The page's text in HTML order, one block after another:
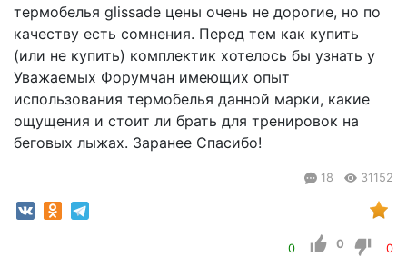
термобелья glissade цены очень не дорогие, но по
качеству есть сомнения. Перед тем как купить
(или не купить) комплектик хотелось бы узнать у
Уважаемых Форумчан имеющих опыт
использования термобелья данной марки, какие
ощущения и стоит ли брать для тренировок на
беговых лыжах. Заранее Спасибо!
18 31152
0 0 0